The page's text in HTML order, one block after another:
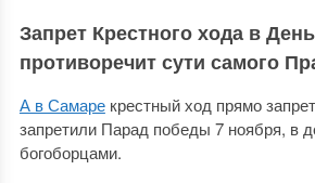
Запрет Крестного хода в
противоречит сути самого
А в Самарекрестный ход прямо
запретили Парад победы 7 ноября, в
богоборцами.